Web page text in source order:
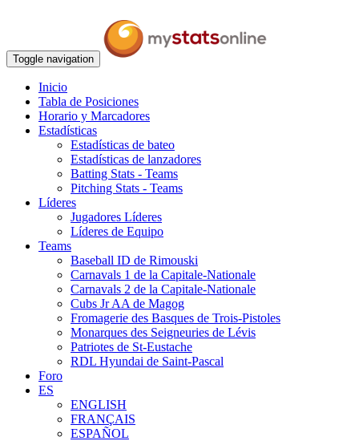
Toggle navigation
Inicio
Tabla de Posiciones
Horario y Marcadores
Estadísticas
Estadísticas de bateo
Estadísticas de lanzadores
Batting Stats - Teams
Pitching Stats - Teams
Líderes
Jugadores Líderes
Líderes de Equipo
Teams
Baseball ID de Rimouski
Carnavals 1 de la Capitale-Nationale
Carnavals 2 de la Capitale-Nationale
Cubs Jr AA de Magog
Fromagerie des Basques de Trois-Pistoles
Monarques des Seigneuries de Lévis
Patriotes de St-Eustache
RDL Hyundai de Saint-Pascal
Foro
ES
ENGLISH
FRANÇAIS
ESPAÑOL